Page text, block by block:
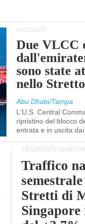
INCIDENTI
Due VLCC
sono state
nello
Abu Dhabi/Tampa
L'U.S. Central
ripristino del blocco
entrata e in uscita
TRASPORTO
Traffico
Stretti di